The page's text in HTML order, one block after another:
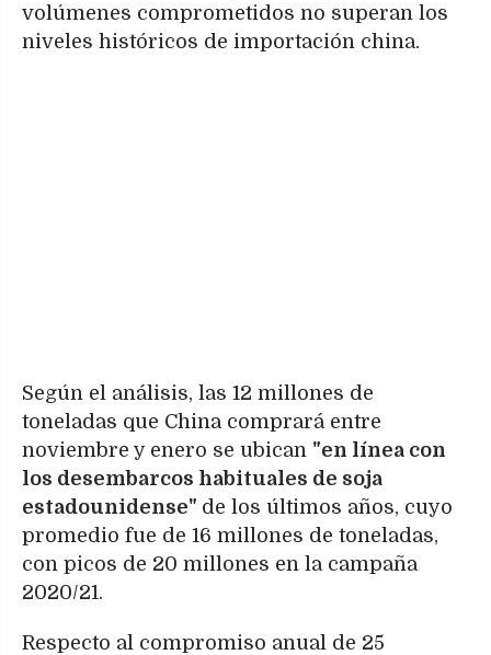
volúmenes comprometidos no superan los
niveles históricos de importación china.
Según el análisis, las 12 millones de
toneladas que China comprará entre
noviembre y enero se ubican "en línea con
los desembarcos habituales de soja
estadounidense" de los últimos años, cuyo
promedio fue de 16 millones de toneladas,
con picos de 20 millones en la campaña
2020/21.
Respecto al compromiso anual de 25